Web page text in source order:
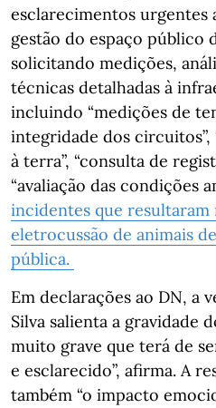
esclarecimentos urgentes
gestão do espaço público
solicitando medições,
técnicas detalhadas à
incluindo “medições de
integridade dos
à terra”, “consulta de
“avaliação das condições
incidentes que
eletrocussão de animais
pública.
Em declarações ao DN, a
Silva salienta a gravidade
muito grave que terá de
e esclarecido”, afirma. A
também “o impacto